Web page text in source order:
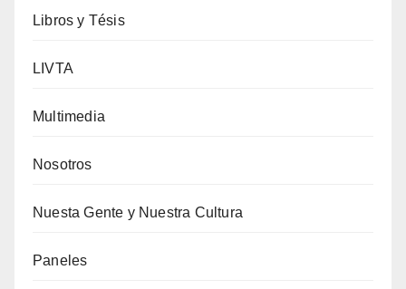
Libros y Tésis
LIVTA
Multimedia
Nosotros
Nuesta Gente y Nuestra Cultura
Paneles